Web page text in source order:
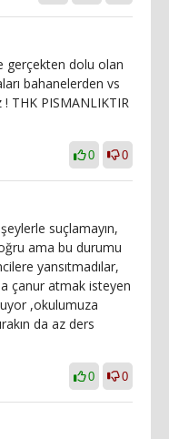
gerçekten dolu olan
bahanelerden vs
THK PISMANLIKTIR
0 0
suçlamayın,
ama bu durumu
yansıtmadılar,
çanur atmak isteyen
,okulumuza
da az ders
0 0